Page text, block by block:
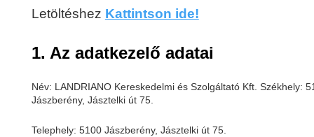
Letöltéshez Kattintson ide!
1. Az adatkezelő adatai
Név: LANDRIANO Kereskedelmi és Szolgáltató Kft. Székhely:
Jászberény, Jásztelki út 75.
Telephely: 5100 Jászberény, Jásztelki út 75.